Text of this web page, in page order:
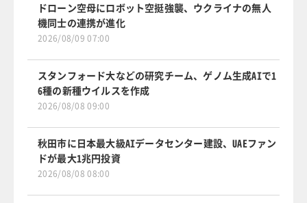
ドローン空母にロボット空挺強襲、ウクライナの無人
機同士の連携が進化
2026/08/09 07:00
スタンフォード大などの研究チーム、ゲノム生成AIで1
6種の新種ウイルスを作成
2026/08/08 09:00
秋田市に日本最大級AIデータセンター建設、UAEファン
ドが最大1兆円投資
2026/08/08 08:00